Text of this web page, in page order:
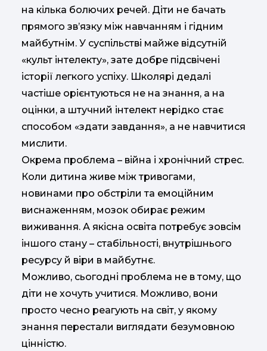
на кілька болючих речей. Діти не бачать
прямого зв’язку між навчанням і гідним
майбутнім. У суспільстві майже відсутній
«культ інтелекту», зате добре підсвічені
історії легкого успіху. Школярі дедалі
частіше орієнтуються не на знання, а на
оцінки, а штучний інтелект нерідко стає
способом «здати завдання», а не навчитися
мислити.
Окрема проблема – війна і хронічний стрес.
Коли дитина живе між тривогами,
новинами про обстріли та емоційним
виснаженням, мозок обирає режим
виживання. А якісна освіта потребує зовсім
іншого стану – стабільності, внутрішнього
ресурсу й віри в майбутнє.
Можливо, сьогодні проблема не в тому, що
діти не хочуть учитися. Можливо, вони
просто чесно реагують на світ, у якому
знання перестали виглядати безумовною
цінністю.